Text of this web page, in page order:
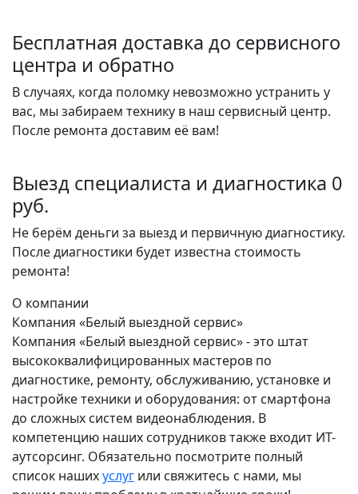
Бесплатная доставка до сервисного
центра и обратно
В случаях, когда поломку невозможно устранить у
вас, мы забираем технику в наш сервисный центр.
После ремонта доставим её вам!
Выезд специалиста и диагностика 0
руб.
Не берём деньги за выезд и первичную диагностику.
После диагностики будет известна стоимость
ремонта!
О компании
Компания «Белый выездной сервис»
Компания «Белый выездной сервис» - это штат
высококвалифицированных мастеров по
диагностике, ремонту, обслуживанию, установке и
настройке техники и оборудования: от смартфона
до сложных систем видеонаблюдения. В
компетенцию наших сотрудников также входит ИТ-
аутсорсинг. Обязательно посмотрите полный
список нашихуслуг или свяжитесь с нами, мы